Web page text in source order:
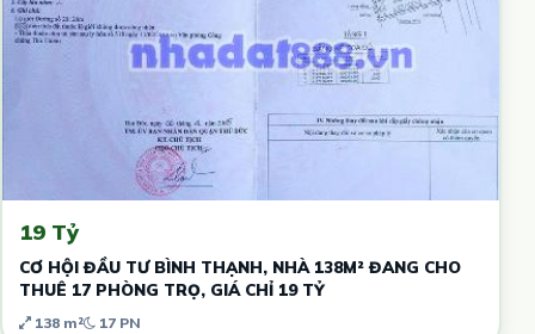
19 Tỷ
CƠ HỘI ĐẦU TƯ BÌNH THẠNH, NHÀ 138M² ĐANG CHO
THUÊ 17 PHÒNG TRỌ, GIÁ CHỈ 19 TỶ
138 m² 17 PN